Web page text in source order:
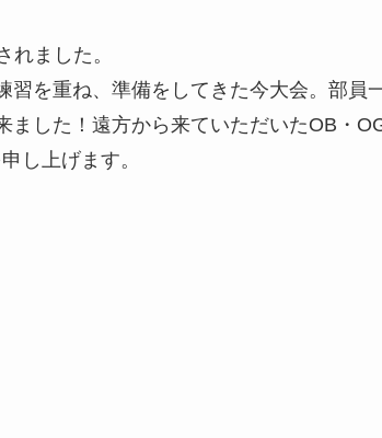
ました。
を重ね、準備をしてきた今大会。部員
した！遠方から来ていただいたOB・
し上げます。